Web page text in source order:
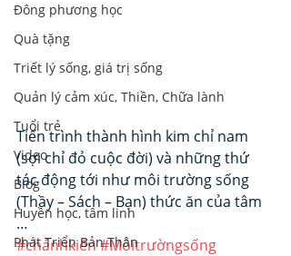
Đông phương học
Quà tặng
Triết lý sống, giá trị sống
Quản lý cảm xúc, Thiền, Chữa lành
Tuổi trẻ
Video
Blog
Huyền học, tâm linh
Phát Triển Bản Thân
Tiến trình thành hình kim chỉ nam
(sợi chỉ đỏ cuộc đời) và những thứ
tác động tới như môi trường sống
(Thầy – Sách – Bạn) thức ăn của tâm
…
#chánhkiến #Môitrườngsống